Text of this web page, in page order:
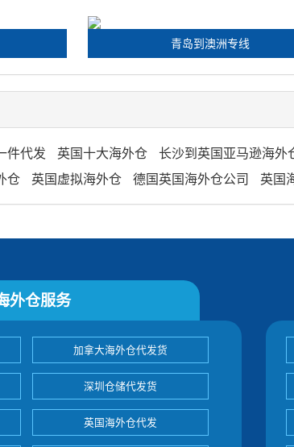
青岛到澳洲专线
件代发 英国十大海外仓 长沙到英国亚马逊海外
仓 英国虚拟海外仓 德国英国海外仓公司 英国
外仓服务
加拿大海外仓代发货
深圳仓储代发货
英国海外仓代发